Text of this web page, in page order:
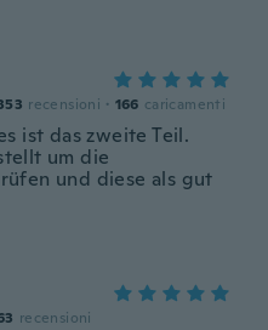
recensioni · 166 caricamenti
ist das zweite Teil.
um die
und diese als gut
recensioni